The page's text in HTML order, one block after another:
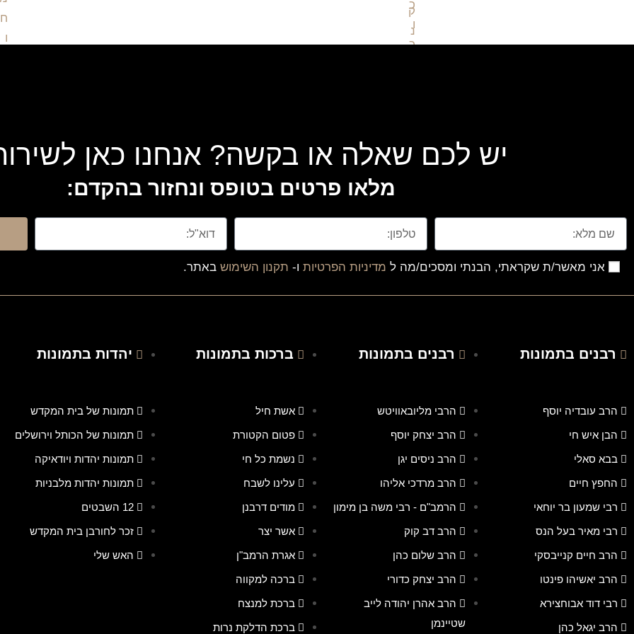
יש לכם שאלה או בקשה? אנחנו כאן
מלאו פרטים בטופס ונחזור בהקדם:
אני מאשר/ת שקראתי, הבנתי ומסכים/מה ל מדיניות הפרטיות ו- תקנון השימוש באתר.
רבנים בתמונות
הרב עובדיה יוסף
הבן איש חי
בבא סאלי
החפץ חיים
רבי שמעון בר יוחאי
רבי מאיר בעל הנס
הרב חיים קנייבסקי
הרב יאשיהו פינטו
רבי דוד אבוחצירא
הרב יגאל כהן
רבנים בתמונות
הרבי מליובאוויטש
הרב יצחק יוסף
הרב ניסים יגן
הרב מרדכי אליהו
הרמב"ם - רבי משה בן מימון
הרב דב קוק
הרב שלום כהן
הרב יצחק כדורי
הרב אהרן יהודה לייב
שטיינמן
ברכות בתמונות
אשת חיל
פטום הקטורת
נשמת כל חי
עלינו לשבח
מודים דרבנן
אשר יצר
אגרת הרמב"ן
ברכה למקווה
ברכת למנצח
ברכת הדלקת נרות
יהדות בתמונות
תמונות של בית המקדש
תמונות של הכותל וירושלים
תמונות יהדות ויודאיקה
תמונות יהדות מלבניות
12 השבטים
זכר לחורבן בית המקדש
האש שלי